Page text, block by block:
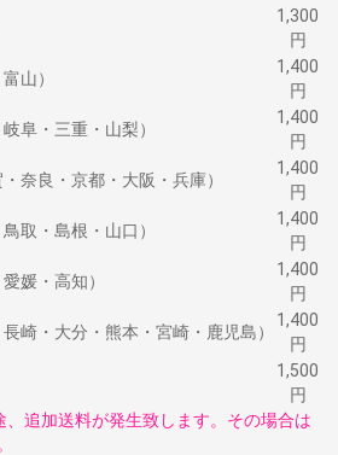
1,300
円
山）
1,400
円
阜・三重・山梨）
1,400
円
奈良・京都・大阪・兵庫）
1,400
円
取・島根・山口）
1,400
円
媛・高知）
1,400
円
崎・大分・熊本・宮崎・鹿児島）
1,400
円
1,500
円
追加送料が発生致します。その場合は